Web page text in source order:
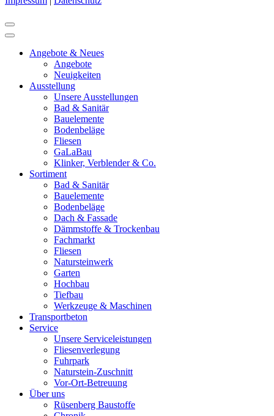
Angebote & Neues
Angebote
Neuigkeiten
Ausstellung
Unsere Ausstellungen
Bad & Sanitär
Bauelemente
Bodenbeläge
Fliesen
GaLaBau
Klinker, Verblender & Co.
Sortiment
Bad & Sanitär
Bauelemente
Bodenbeläge
Dach & Fassade
Dämmstoffe & Trockenbau
Fachmarkt
Fliesen
Natursteinwerk
Garten
Hochbau
Tiefbau
Werkzeuge & Maschinen
Transportbeton
Service
Unsere Serviceleistungen
Fliesenverlegung
Fuhrpark
Naturstein-Zuschnitt
Vor-Ort-Betreuung
Über uns
Rüsenberg Baustoffe